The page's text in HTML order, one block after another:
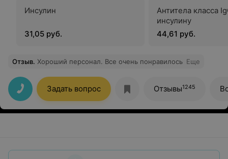
Инсулин
31,05 руб.
Антитела класса
инсулину
44,61 руб.
Отзыв. Хороший персонал. Все очень понравилось Еще
Задать вопрос Отзывы1245